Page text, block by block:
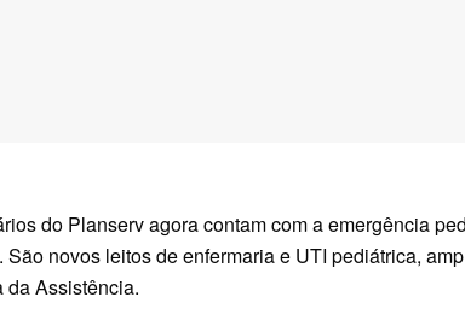
do Planserv agora contam com a emergência
São novos leitos de enfermaria e UTI pediátrica,
da Assistência.